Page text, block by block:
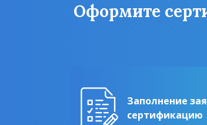
Оформите
Заполнение
сертификацию